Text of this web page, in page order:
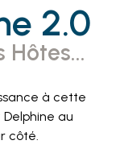
2.0
à cette
Delphine au
côté.